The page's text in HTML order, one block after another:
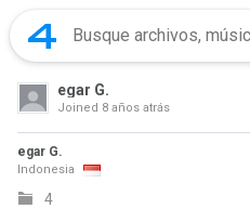
egar G.
Joined 8 años atrás
egar G.
Indonesia
4